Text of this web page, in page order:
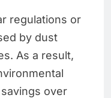
regulations or
by dust
As a result,
over